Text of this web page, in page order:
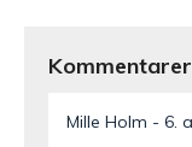
Kommentarer
Mille Holm
6.